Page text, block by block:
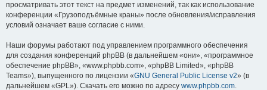
просматривать этот текст на предмет изменений, так как использование
конференции «Грузоподъёмные краны» после обновления/исправления
условий означает ваше согласие с ними.
Наши форумы работают под управлением программного обеспечения
для создания конференций phpBB (в дальнейшем «они», «программное
обеспечение phpBB», «www.phpbb.com», «phpBB Limited», «phpBB
Teams»), выпущенного по лицензии «GNU General Public License v2» (в
дальнейшем «GPL»). Скачать его можно по адресу www.phpbb.com.